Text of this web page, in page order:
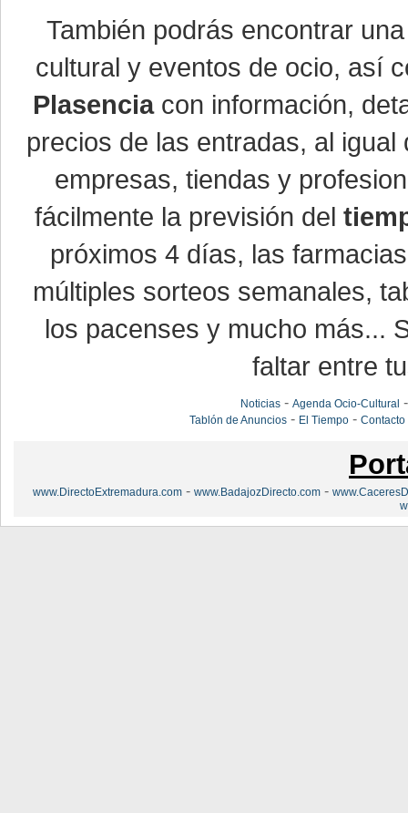
También podrás encontrar
cultural y eventos de ocio, así
Plasenciacon información,
precios de las entradas, al
empresas, tiendas y
fácilmente la previsión del
próximos 4 días, las
múltiples sorteos semanales,
los pacenses y mucho más...
faltar entre
Noticias- Agenda Ocio-Cultural
Tablón de Anuncios- El Tiempo- Contacto
www.DirectoExtremadura.com - www.BadajozDirecto.com -